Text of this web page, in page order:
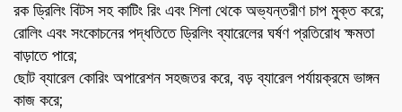
রক ড্রিলিং বিটস সহ কাটিং রিং এবং শিলা থেকে অভ্যন্তরীণ চাপ মুক্ত করে;
রোলিং এবং সংকোচনের পদ্ধতিতে ড্রিলিং ব্যারেলের ঘর্ষণ প্রতিরোধ ক্ষমতা
বাড়াতে পারে;
ছোট ব্যারেল কোরিং অপারেশন সহজতর করে, বড় ব্যারেল পর্যায়ক্রমে ভাঙ্গন
কাজ করে;